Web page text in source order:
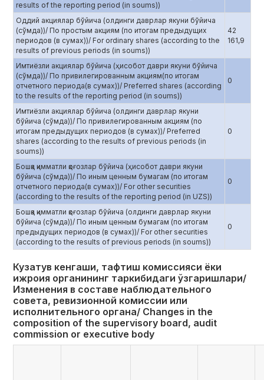
results of the reporting period (in soums))
Оддий акциялар бўйича (олдинги даврлар якуни бўйича
(сўмда))/ По простым акциям (по итогам предыдущих
периодов (в сумах))/ For ordinary shares (according to the
results of previous periods (in soums))
42
161,9
Имтиёзли акциялар бўйича (ҳисобот даври якуни бўйича
(сўмда))/ По привилегированным акциям(по итогам
отчетного периода(в сумах))/ Preferred shares (according
to the results of the reporting period (in soums))
0
Имтиёзли акциялар бўйича (олдинги даврлар якуни
бўйича (сўмда))/ По привилегированным акциям (по
итогам предыдущих периодов (в сумах))/ Preferred
shares (according to the results of previous periods (in
soums))
0
Бошқа қимматли қоғозлар бўйича (ҳисобот даври якуни
бўйича (сўмда))/ По иным ценным бумагам (по итогам
отчетного периода(в сумах))/ For other securities
(according to the results of the reporting period (in UZS))
0
Бошқа қимматли қоғозлар бўйича (олдинги даврлар якуни
бўйича (сўмда))/ По иным ценным бумагам (по итогам
предыдущих периодов (в сумах))/ For other securities
(according to the results of previous periods (in soums))
0
Кузатув кенгаши, тафтиш комиссияси ёки
ижроия органининг таркибидаги ўзгаришлари/
Изменения в составе наблюдательного
совета, ревизионной комиссии или
исполнительного органа/ Сhanges in the
composition of the supervisory board, audit
commission or executive body